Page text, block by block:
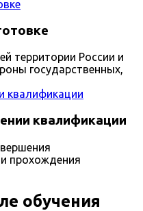
территории России и
государственных,
квалификации
прохождения
обучения